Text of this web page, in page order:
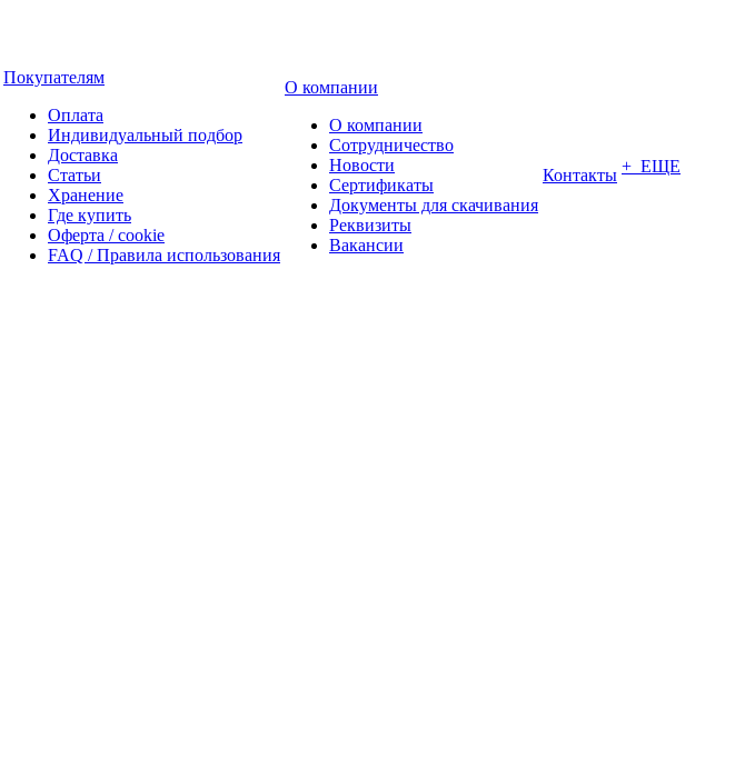
Покупателям
Оплата
Индивидуальный подбор
Доставка
Статьи
Хранение
Где купить
Оферта / cookie
FAQ / Правила использования
О компании
О компании
Сотрудничество
Новости
Сертификаты
Документы для скачивания
Реквизиты
Вакансии
Контакты + ЕЩЕ